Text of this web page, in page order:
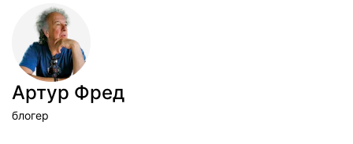
Артур Фред
блогер